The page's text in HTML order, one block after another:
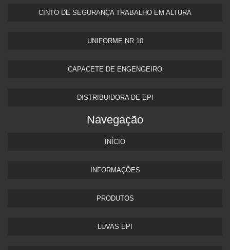
CINTO DE SEGURANÇA TRABALHO EM ALTURA
UNIFORME NR 10
CAPACETE DE ENGENGEIRO
DISTRIBUIDORA DE EPI
Navegação
INÍCIO
INFORMAÇÕES
PRODUTOS
LUVAS EPI